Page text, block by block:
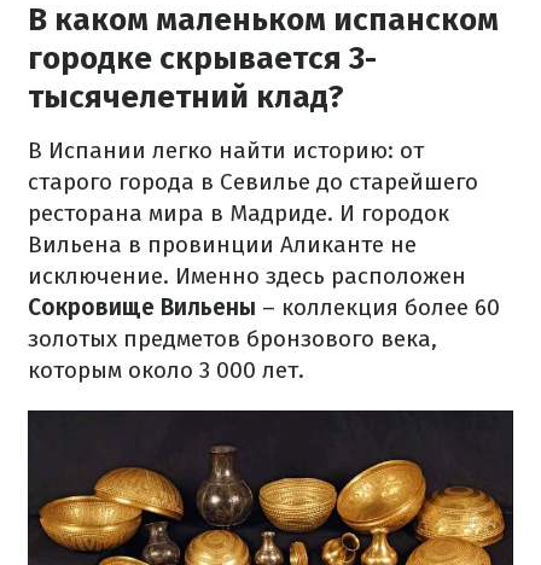
В каком маленьком испанском
городке скрывается 3-
тысячелетний клад?
В Испании легко найти историю: от
старого города в Севилье до старейшего
ресторана мира в Мадриде. И городок
Вильена в провинции Аликанте не
исключение. Именно здесь расположен
Сокровище Вильены – коллекция более 60
золотых предметов бронзового века,
которым около 3 000 лет.